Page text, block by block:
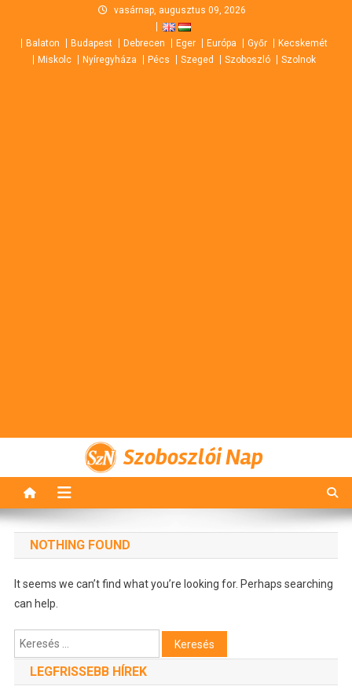
content
vasárnap, augusztus 09, 2026
Balaton Budapest Debrecen Eger Európa Győr
Kecskemét
Miskolc
Nyíregyháza Pécs Szeged Szoboszló Szolnok
Szoboszlói Nap
NOTHING FOUND
It seems we can’t find what you’re looking for. Perhaps searching
can help.
Keresés:
LEGFRISSEBB HÍREK